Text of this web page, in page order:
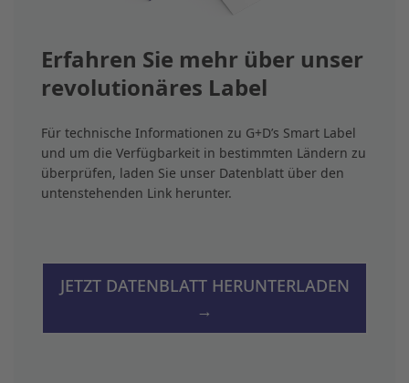
Erfahren Sie mehr über unser
revolutionäres Label
Für technische Informationen zu G+D’s Smart Label
und um die Verfügbarkeit in bestimmten Ländern zu
überprüfen, laden Sie unser Datenblatt über den
untenstehenden Link herunter.
JETZT DATENBLATT HERUNTERLADEN
→